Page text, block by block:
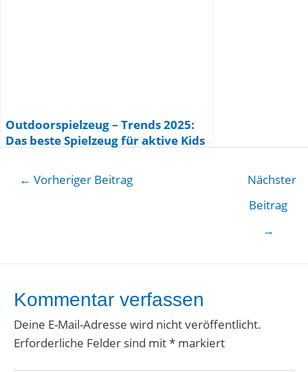
Outdoorspielzeug – Trends 2025:
Das beste Spielzeug für aktive Kids
← Vorheriger Beitrag
Nächster
Beitrag
→
Kommentar verfassen
Deine E-Mail-Adresse wird nicht veröffentlicht.
Erforderliche Felder sind mit* markiert